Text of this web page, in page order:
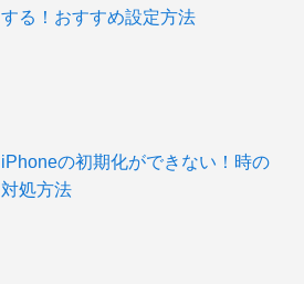
する！おすすめ設定方法
iPhoneの初期化ができない！時の
対処方法